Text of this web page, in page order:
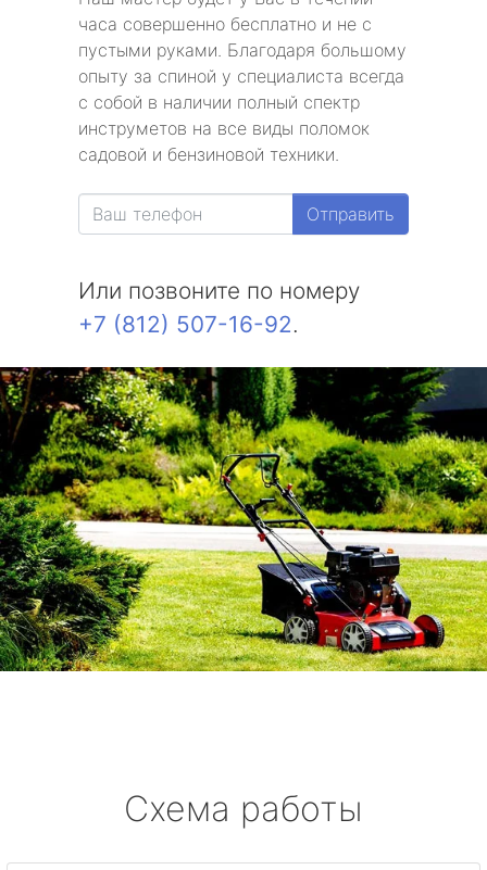
часа совершенно бесплатно и не с
пустыми руками. Благодаря большому
опыту за спиной у специалиста всегда
с собой в наличии полный спектр
инструметов на все виды поломок
садовой и бензиновой техники.
Отправить
Или позвоните по номеру
+7 (812) 507-16-92.
Схема работы